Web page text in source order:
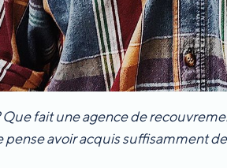
fait une agence de
avoir acquis suffisamment